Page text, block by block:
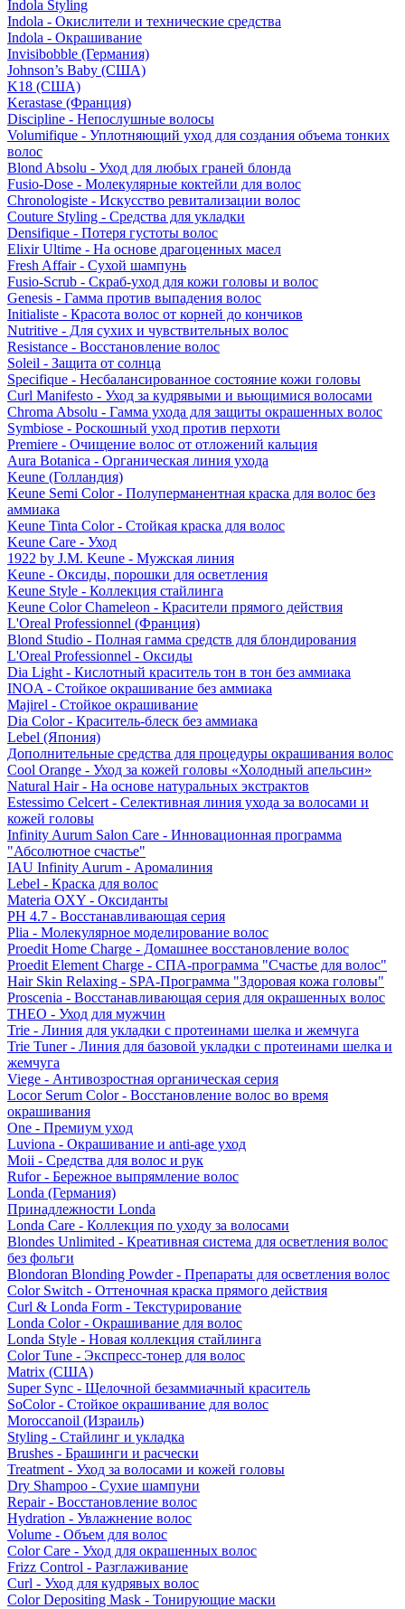
Indola Styling
Indola - Окислители и технические средства
Indola - Окрашивание
Invisibobble (Германия)
Johnson’s Baby (США)
K18 (США)
Kerastase (Франция)
Discipline - Непослушные волосы
Volumifique - Уплотняющий уход для создания объема тонких
волос
Blond Absolu - Уход для любых граней блонда
Fusio-Dose - Молекулярные коктейли для волос
Chronologiste - Искусство ревитализации волос
Couture Styling - Средства для укладки
Densifique - Потеря густоты волос
Elixir Ultime - На основе драгоценных масел
Fresh Affair - Сухой шампунь
Fusio-Scrub - Скраб-уход для кожи головы и волос
Genesis - Гамма против выпадения волос
Initialiste - Красота волос от корней до кончиков
Nutritive - Для сухих и чувствительных волос
Resistance - Восстановление волос
Soleil - Защита от солнца
Specifique - Несбалансированное состояние кожи головы
Curl Manifesto - Уход за кудрявыми и вьющимися волосами
Chroma Absolu - Гамма ухода для защиты окрашенных волос
Symbiose - Роскошный уход против перхоти
Premiere - Очищение волос от отложений кальция
Aura Botanica - Органическая линия ухода
Keune (Голландия)
Keune Semi Color - Полуперманентная краска для волос без
аммиака
Keune Tinta Color - Стойкая краска для волос
Keune Care - Уход
1922 by J.M. Keune - Мужская линия
Keune - Оксиды, порошки для осветления
Keune Style - Коллекция стайлинга
Keune Color Chameleon - Красители прямого действия
L'Oreal Professionnel (Франция)
Blond Studio - Полная гамма средств для блондирования
L'Oreal Professionnel - Оксиды
Dia Light - Кислотный краситель тон в тон без аммиака
INOA - Стойкое окрашивание без аммиака
Majirel - Стойкое окрашивание
Dia Color - Краситель-блеск без аммиака
Lebel (Япония)
Дополнительные средства для процедуры окрашивания волос
Cool Orange - Уход за кожей головы «Холодный апельсин»
Natural Hair - На основе натуральных экстрактов
Estessimo Celcert - Селективная линия ухода за волосами и
кожей головы
Infinity Aurum Salon Care - Инновационная программа
"Абсолютное счастье"
IAU Infinity Aurum - Аромалиния
Lebel - Краска для волос
Materia OXY - Оксиданты
PH 4.7 - Восстанавливающая серия
Plia - Молекулярное моделирование волос
Proedit Home Charge - Домашнее восстановление волос
Proedit Element Charge - СПА-программа "Счастье для волос"
Hair Skin Relaxing - SPA-Программа "Здоровая кожа головы"
Proscenia - Восстанавливающая серия для окрашенных волос
THEO - Уход для мужчин
Trie - Линия для укладки с протеинами шелка и жемчуга
Trie Tuner - Линия для базовой укладки с протеинами шелка и
жемчуга
Viege - Антивозростная органическая серия
Locor Serum Color - Восстановление волос во время
окрашивания
One - Премиум уход
Luviona - Окрашивание и anti-age уход
Moii - Средства для волос и рук
Rufor - Бережное выпрямление волос
Londa (Германия)
Принадлежности Londa
Londa Care - Коллекция по уходу за волосами
Blondes Unlimited - Креативная система для осветления волос
без фольги
Blondoran Blonding Powder - Препараты для осветления волос
Color Switch - Оттеночная краска прямого действия
Curl & Londa Form - Текстурирование
Londa Color - Окрашивание для волос
Londa Style - Новая коллекция стайлинга
Color Tune - Экспресс-тонер для волос
Matrix (США)
Super Sync - Щелочной безаммиачный краситель
SoColor - Стойкое окрашивание для волос
Moroccanoil (Израиль)
Styling - Стайлинг и укладка
Brushes - Брашинги и расчески
Treatment - Уход за волосами и кожей головы
Dry Shampoo - Сухие шампуни
Repair - Восстановление волос
Hydration - Увлажнение волос
Volume - Объем для волос
Color Care - Уход для окрашенных волос
Frizz Control - Разглаживание
Curl - Уход для кудрявых волос
Color Depositing Mask - Тонирующие маски